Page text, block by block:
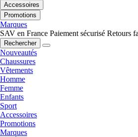
Accessoires
Promotions
Marques
SAV en France Paiement sécurisé Retours
Rechercher
Nouveautés
Chaussures
Vêtements
Homme
Femme
Enfants
Sport
Accessoires
Promotions
Marques